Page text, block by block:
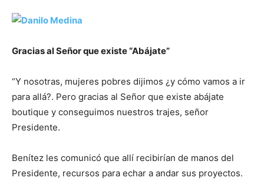
Gracias al Señor que existe “Abájate”
“Y nosotras, mujeres pobres dijimos ¿y cómo vamos a ir
para allá?. Pero gracias al Señor que existe abájate
boutique y conseguimos nuestros trajes, señor
Presidente.
Benítez les comunicó que allí recibirían de manos del
Presidente, recursos para echar a andar sus proyectos.